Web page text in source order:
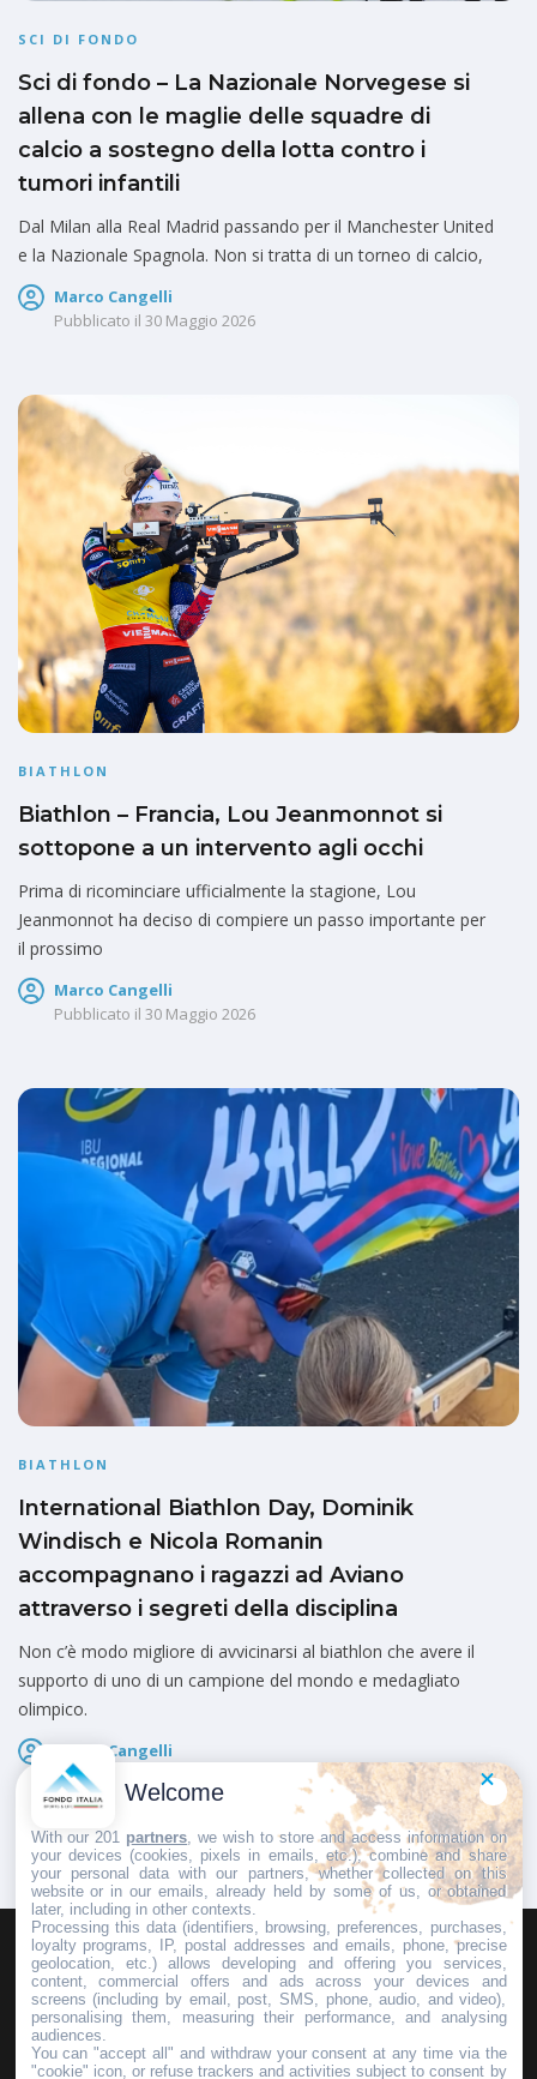
SCI DI FONDO
Sci di fondo – La Nazionale Norvegese si
allena con le maglie delle squadre di
calcio a sostegno della lotta contro i
tumori infantili
Dal Milan alla Real Madrid passando per il Manchester United
e la Nazionale Spagnola. Non si tratta di un torneo di calcio,
Marco Cangelli
Pubblicato il 30 Maggio 2026
BIATHLON
Biathlon – Francia, Lou Jeanmonnot si
sottopone a un intervento agli occhi
Prima di ricominciare ufficialmente la stagione, Lou
Jeanmonnot ha deciso di compiere un passo importante per
il prossimo
Marco Cangelli
Pubblicato il 30 Maggio 2026
BIATHLON
International Biathlon Day, Dominik
Windisch e Nicola Romanin
accompagnano i ragazzi ad Aviano
attraverso i segreti della disciplina
Non c’è modo migliore di avvicinarsi al biathlon che avere il
supporto di uno di un campione del mondo e medagliato
olimpico.
Marco Cangelli
Pubblicato il
HOMEPAGEREDAZIONEINVIA UN COMUNICATO STAMPA
PUBBLICITÀSCRIVI AL DIRETTORE
Welcome
With our 201 partners , we wish to store and access information on
your devices (cookies, pixels in emails, etc.), combine and share
your personal data with our partners, whether collected on this
website or in our emails, already held by some of us, or obtained
later, including in other contexts.
Processing this data (identifiers, browsing, preferences, purchases,
loyalty programs, IP, postal addresses and emails, phone, precise
geolocation, etc.) allows developing and offering you services,
content, commercial offers and ads across your devices and
screens (including by email, post, SMS, phone, audio, and video),
personalising them, measuring their performance, and analysing
audiences.
You can "accept all" and withdraw your consent at any time via the
"cookie" icon, or refuse trackers and activities subject to consent by